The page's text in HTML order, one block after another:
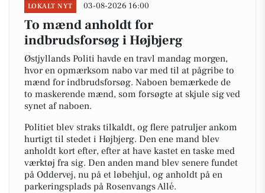
LOKALT NYT 03-08-2026 16:00
To mænd anholdt for
indbrudsforsøg i Højbjerg
Østjyllands Politi havde en travl mandag morgen,
hvor en opmærksom nabo var med til at pågribe to
mænd for indbrudsforsøg. Naboen bemærkede de
to maskerende mænd, som forsøgte at skjule sig ved
synet af naboen.
Politiet blev straks tilkaldt, og flere patruljer ankom
hurtigt til stedet i Højbjerg. Den ene mand blev
anholdt kort efter, efter at have kastet en taske med
værktøj fra sig. Den anden mand blev senere fundet
på Oddervej, nu på et løbehjul, og anholdt på en
parkeringsplads på Rosenvangs Allé.